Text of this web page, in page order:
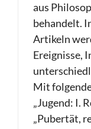
aus
behandelt.
Artikeln
Ereignisse,
Mit
„Jugend: I.
„Pubertät,